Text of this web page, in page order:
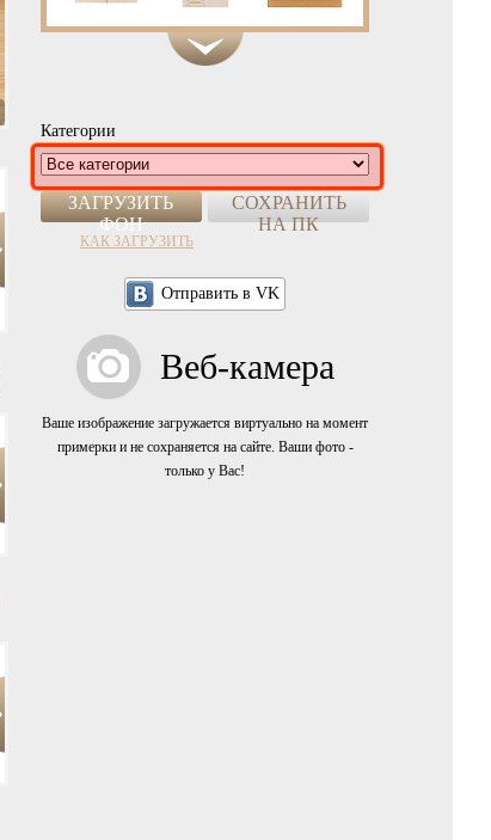
Категории
ЗАГРУЗИТЬ
ФОН
СОХРАНИТЬ
НА ПК
КАК ЗАГРУЗИТЬ
Отправить в VK
Веб-камера
Ваше изображение загружается виртуально на момент
примерки и не сохраняется на сайте. Ваши фото -
только у Вас!